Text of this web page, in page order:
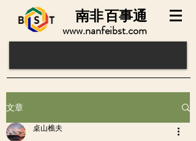
www.nanfeibst.com
百事通
南非
文章
桌山樵夫